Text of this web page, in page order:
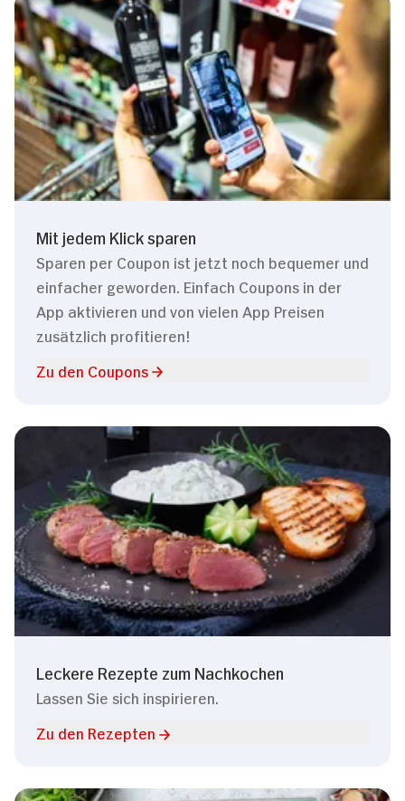
Mit jedem Klick sparen
Sparen per Coupon ist jetzt noch bequemer und
einfacher geworden. Einfach Coupons in der
App aktivieren und von vielen App Preisen
zusätzlich profitieren!
Zu den Coupons
Leckere Rezepte zum Nachkochen
Lassen Sie sich inspirieren.
Zu den Rezepten